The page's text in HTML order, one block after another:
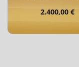
2.400,00 €